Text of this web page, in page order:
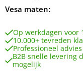
Vesa maten:
Op werkdagen voor
10.000+ tevreden
Professioneel
B2B snelle levering
mogelijk